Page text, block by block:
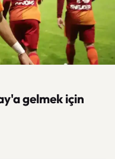
gelmek için